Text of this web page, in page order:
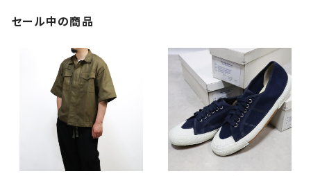
セール中の商品